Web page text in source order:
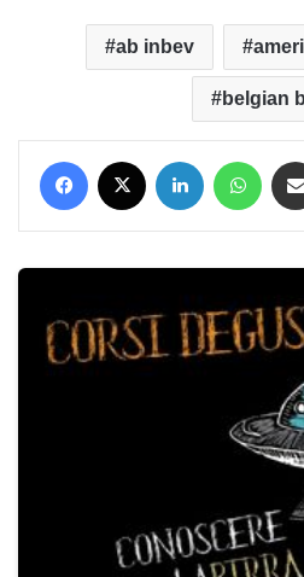
ab inbev
belgian
Facebook LinkedIn